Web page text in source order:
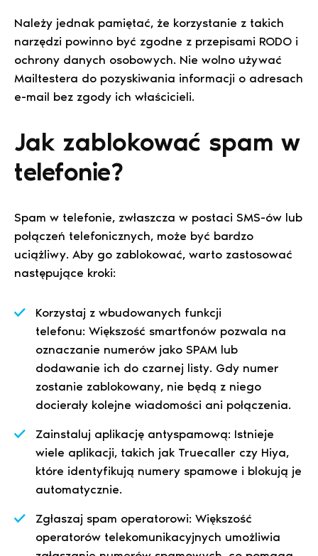
Należy jednak pamiętać, że korzystanie z takich
narzędzi powinno być zgodne z przepisami RODO i
ochrony danych osobowych. Nie wolno używać
Mailtestera do pozyskiwania informacji o adresach
e-mail bez zgody ich właścicieli.
Jak zablokować spam w
telefonie?
Spam w telefonie, zwłaszcza w postaci SMS-ów lub
połączeń telefonicznych, może być bardzo
uciążliwy. Aby go zablokować, warto zastosować
następujące kroki:
Korzystaj z wbudowanych funkcji
telefonu: Większość smartfonów pozwala na
oznaczanie numerów jako SPAM lub
dodawanie ich do czarnej listy. Gdy numer
zostanie zablokowany, nie będą z niego
docierały kolejne wiadomości ani połączenia.
Zainstaluj aplikację antyspamową: Istnieje
wiele aplikacji, takich jak Truecaller czy Hiya,
które identyfikują numery spamowe i blokują je
automatycznie.
Zgłaszaj spam operatorowi: Większość
operatorów telekomunikacyjnych umożliwia